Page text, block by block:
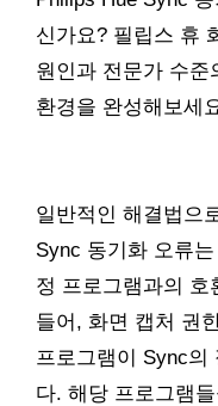
신가요? 필립스 휴
원인과 전문가 수준
환경을 완성해보세
일반적인 해결법으
Sync 동기화 오류
정 프로그램과의 호
들어, 화면 캡처 권
프로그램이 Sync의
다. 해당 프로그램